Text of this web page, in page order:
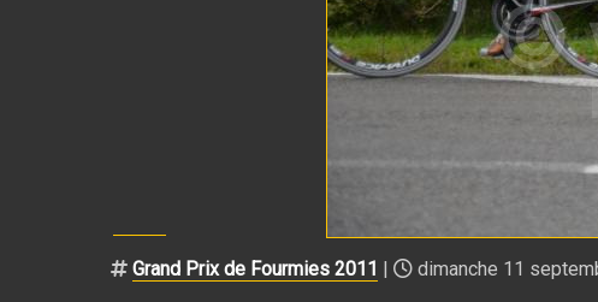
Grand Prix de Fourmies 2011 | dimanche 11